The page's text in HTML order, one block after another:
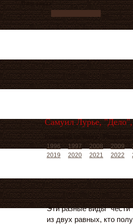
Ваш заказ
Самуил Лурье, "Дело",
Рецензия на книгу - Рецензии
1996
1997 2008 2009
2019
2020 2021 2022
Эти разные виды
из двух равных, кто